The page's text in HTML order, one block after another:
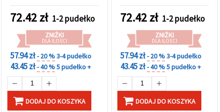
elegancką ramą –
XQYX86077
72.42zł 1-2 pudełko
ZNIŻKI
DLA ILOŚCI
57.94 zł- 20 %3-4 pudełko
43.45 zł- 40 %5 pudełko +
DODAJ DO KOSZYKA
(pełne wyklejanie) z
elegancką ramą –
XQYX86284
72.42zł 1-2 pudełko
ZNIŻKI
DLA ILOŚCI
57.94 zł- 20 %3-4 pudełko
43.45 zł- 40 %5 pudełko +
DODAJ DO KOSZYKA